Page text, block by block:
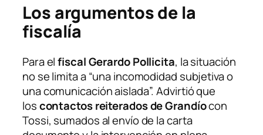
Los argumentos de la
fiscalía
Para elfiscal Gerardo Pollicita, la situación
no se limita a “una incomodidad subjetiva o
una comunicación aislada”. Advirtió que
loscontactos reiterados de Grandíocon
Tossi, sumados al envío de la carta